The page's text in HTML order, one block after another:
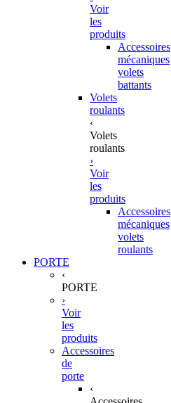
Voir
les
produits
Accessoires
mécaniques
volets
battants
Volets
roulants
‹
Volets
roulants
›
Voir
les
produits
Accessoires
mécaniques
volets
roulants
PORTE
‹
PORTE
›
Voir
les
produits
Accessoires
de
porte
‹